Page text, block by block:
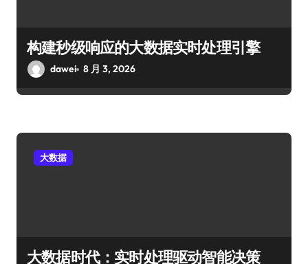
构建秒级响应的大数据实时处理引擎
dawei 8 月 3, 2026
大数据
大数据时代：实时处理驱动智能决策